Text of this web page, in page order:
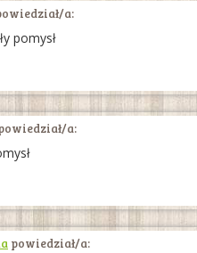
a:
pomysł
a:
powiedział/a: